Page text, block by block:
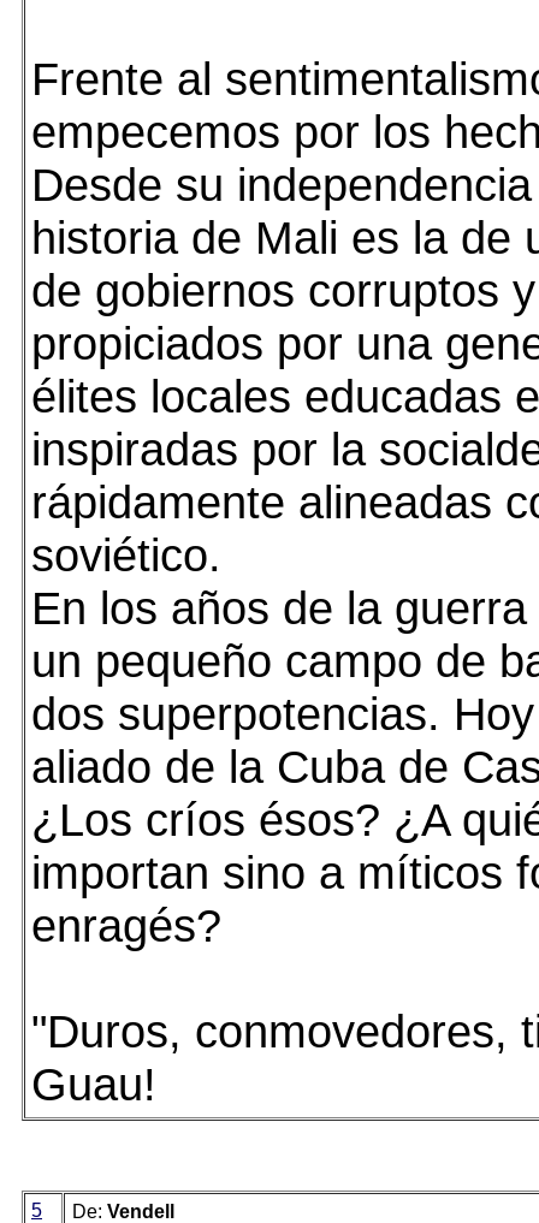
Frente al
empecemos por los
Desde su
historia de Mali es la de
de gobiernos corruptos
propiciados por una
élites locales educadas
inspiradas por la
rápidamente alineadas
soviético.
En los años de la
un pequeño campo de
dos superpotencias.
aliado de la Cuba de
¿Los críos ésos? ¿A
importan sino a míticos
enragés?
"Duros, conmovedores,
Guau!
5 De: Vendell